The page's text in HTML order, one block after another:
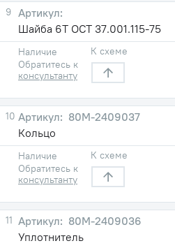
9
Шайба 6Т ОСТ 37.001.115-75
Наличие
Обратитесь к
консультанту
К схеме
10
80М-2409037
Кольцо
Наличие
Обратитесь к
консультанту
К схеме
11
80М-2409036
Уплотнитель